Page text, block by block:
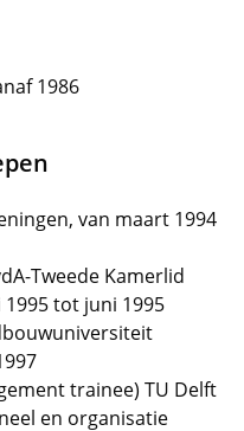
1986
van maart 1994
Tweede Kamerlid
1995 tot juni 1995
trainee) TU Delft
en organisatie